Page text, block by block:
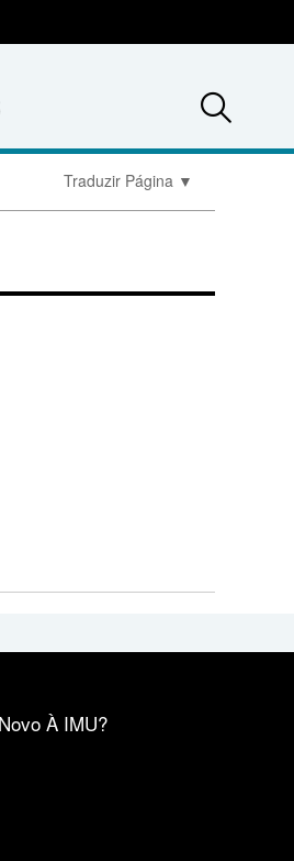
Traduzir Página ▼
Novo À IMU?